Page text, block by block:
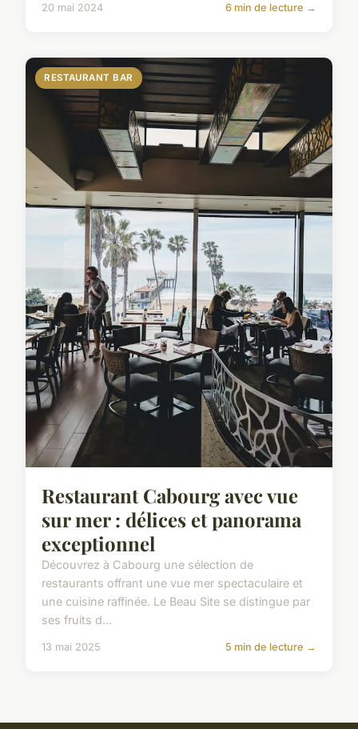
20 mai 2024 6 min de lecture →
RESTAURANT BAR
Restaurant Cabourg avec vue
sur mer : délices et panorama
exceptionnel
Découvrez à Cabourg une sélection de
restaurants offrant une vue mer spectaculaire et
une cuisine raffinée. Le Beau Site se distingue par
ses fruits d...
13 mai 2025 5 min de lecture →